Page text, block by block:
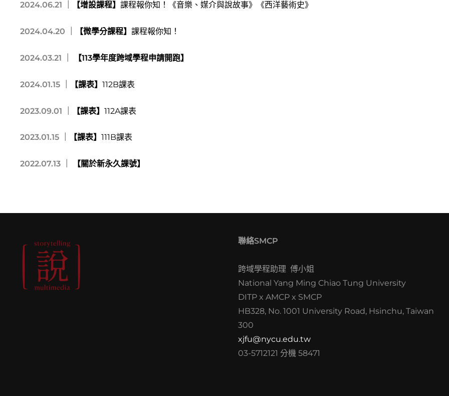
2024.06.21 ｜ 【增設課程】 課程報你知！《音樂、媒介與說故事》《西洋藝術史》
2024.04.20 ｜ 【微學分課程】 課程報你知！
2024.03.21 ｜ 【113學年度跨域學程申請開跑】
2024.01.15 ｜ 【課表】 112B課表
2023.09.01 ｜ 【課表】 112A課表
2023.01.15 ｜ 【課表】 111B課表
2022.07.13 ｜ 【關於新永久課號】
聯絡SMCP
跨域學程助理 傅小姐
National Yang Ming Chiao Tung University
DITP x AMCP x SMCP
HB328, No. 1001 University Road, Hsinchu, Taiwan
300
xjfu@nycu.edu.tw
03-5712121 分機 58471